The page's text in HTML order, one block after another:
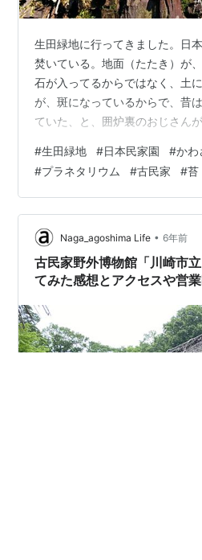
生田緑地に行ってきました。日
焚いている。地面（たたき）が
石が入ってるからではなく、土
が、斑になっているからで、昔
ていた、と、囲炉裏のおじさん
（どちらも受付の風景に、意外
は、きぼう隊のプラネタリウム
が、目的です、かわさき宙（そ
は、野鳥の森を歩いてきました
#生田緑地 #日本民家園 #かわ
#プラネタリウム #古民家 #苔
Naga_agoshima Life • 6年前
古民家野外博物館「川崎市
てみた感想とアクセスや営